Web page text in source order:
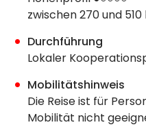
zwischen 270 und
Durchführung
Lokaler
Mobilitätshinweis
Die Reise ist für
Mobilität nicht